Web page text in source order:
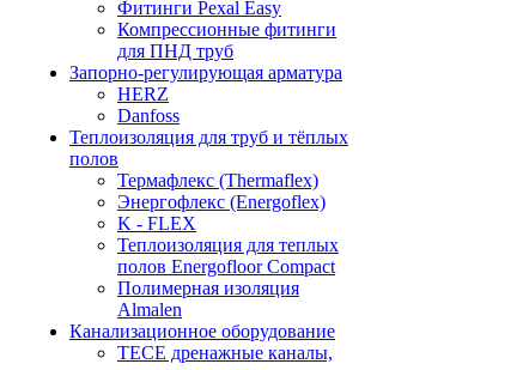
Фитинги Pexal Easy
Компрессионные фитинги
для ПНД труб
Запорно-регулирующая арматура
HERZ
Danfoss
Теплоизоляция для труб и тёплых
полов
Термафлекс (Thermaflex)
Энергофлекс (Energoflex)
K - FLEX
Теплоизоляция для теплых
полов Energofloor Compact
Полимерная изоляция
Almalen
Канализационное оборудование
TECE дренажные каналы,